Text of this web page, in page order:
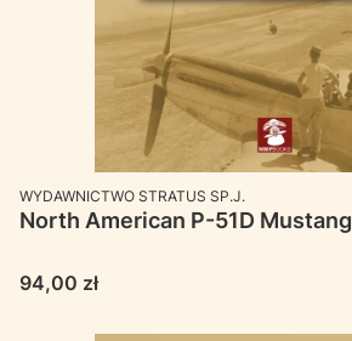
PRODUCENT
WYDAWNICTWO STRATUS SP.J.
North American P-51D Mustang
Cena
94,00 zł